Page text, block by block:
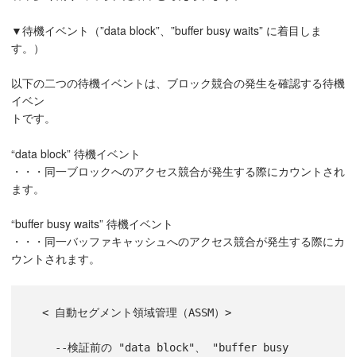
▼待機イベント（”data block”、”buffer busy waits” に着目しま
す。）
以下の二つの待機イベントは、ブロック競合の発生を確認する待機
イベン
トです。
“data block” 待機イベント
・・・同一ブロックへのアクセス競合が発生する際にカウントされ
ます。
“buffer busy waits” 待機イベント
・・・同一バッファキャッシュへのアクセス競合が発生する際にカ
ウントされます。